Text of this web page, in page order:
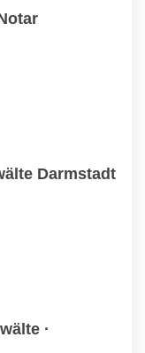
Darmstadt
·